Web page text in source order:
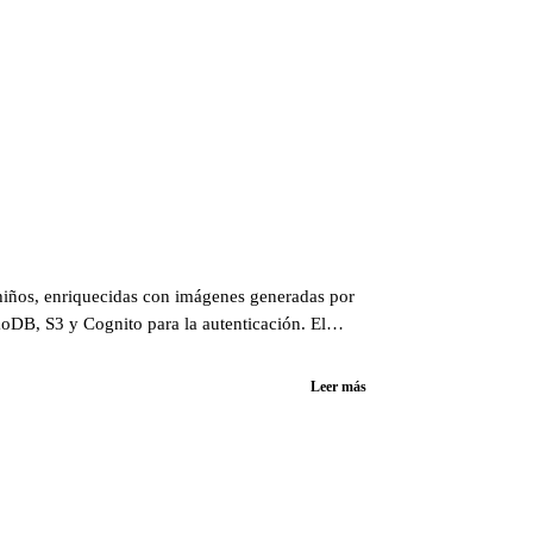
enriquecidas con imágenes generadas por
S3 y Cognito para la autenticación. El
Leer más